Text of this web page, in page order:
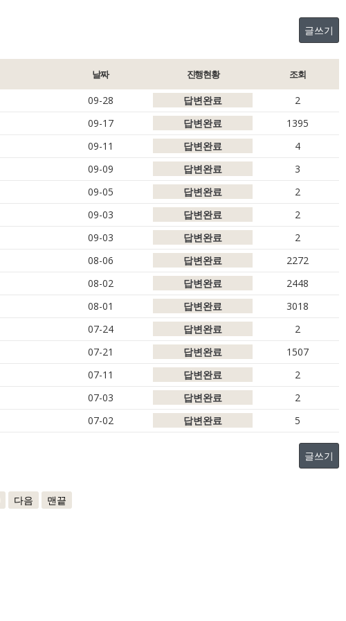
글쓰기
날짜 진행현황 조회
09-28 답변완료
2
09-17 답변완료
1395
09-11 답변완료
4
09-09 답변완료
3
09-05 답변완료
2
09-03 답변완료
2
09-03 답변완료
2
08-06 답변완료
2272
08-02 답변완료
2448
08-01 답변완료
3018
07-24 답변완료
2
07-21 답변완료
1507
07-11 답변완료
2
07-03 답변완료
2
07-02 답변완료 5
글쓰기
다음 맨끝